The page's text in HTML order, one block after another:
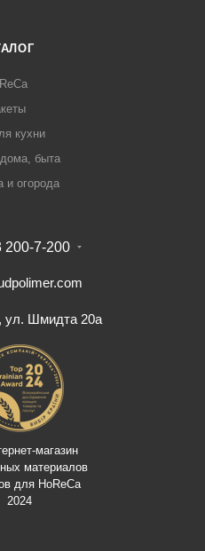
кухни
быта
и огорода
200-7-200
ул. Шмидта 20а
магазин
материалов
для HoReCa
2024